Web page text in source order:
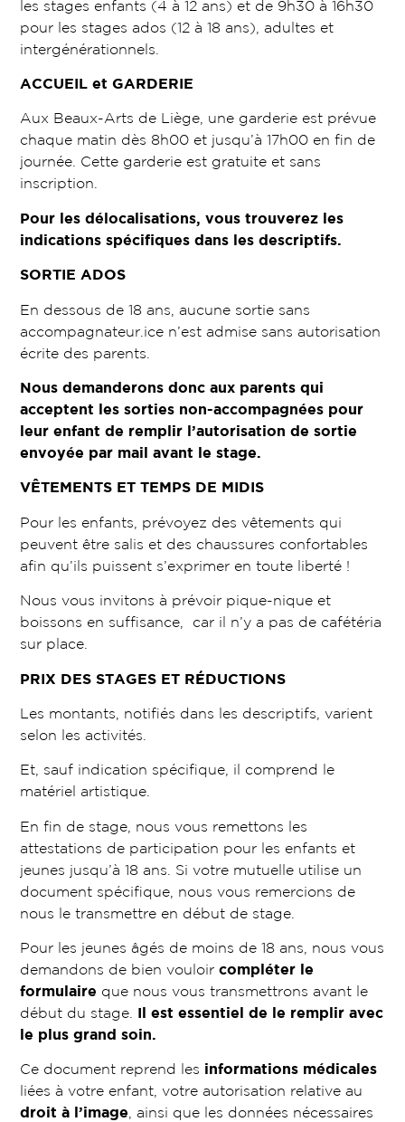
les stages enfants (4 à 12 ans) et de 9h30 à 16h30
pour les stages ados (12 à 18 ans), adultes et
intergénérationnels.
ACCUEIL et GARDERIE
Aux Beaux-Arts de Liège, une garderie est prévue
chaque matin dès 8h00 et jusqu’à 17h00 en fin de
journée. Cette garderie est gratuite et sans
inscription.
Pour les délocalisations, vous trouverez les
indications spécifiques dans les descriptifs.
SORTIE ADOS
En dessous de 18 ans, aucune sortie sans
accompagnateur.ice n’est admise sans autorisation
écrite des parents.
Nous demanderons donc aux parents qui
acceptent les sorties non-accompagnées pour
leur enfant de remplir l’autorisation de sortie
envoyée par mail avant le stage.
VÊTEMENTS ET TEMPS DE MIDIS
Pour les enfants, prévoyez des vêtements qui
peuvent être salis et des chaussures confortables
afin qu’ils puissent s’exprimer en toute liberté !
Nous vous invitons à prévoir pique-nique et
boissons en suffisance, car il n’y a pas de cafétéria
sur place.
PRIX DES STAGES ET RÉDUCTIONS
Les montants, notifiés dans les descriptifs, varient
selon les activités.
Et, sauf indication spécifique, il comprend le
matériel artistique.
En fin de stage, nous vous remettons les
attestations de participation pour les enfants et
jeunes jusqu’à 18 ans. Si votre mutuelle utilise un
document spécifique, nous vous remercions de
nous le transmettre en début de stage.
Pour les jeunes âgés de moins de 18 ans, nous vous
demandons de bien vouloircompléter le
formulaire que nous vous transmettrons avant le
début du stage. Il est essentiel de le remplir avec
le plus grand soin.
Ce document reprend les informations médicales
liées à votre enfant, votre autorisation relative au
droit à l’image , ainsi que les données nécessaires